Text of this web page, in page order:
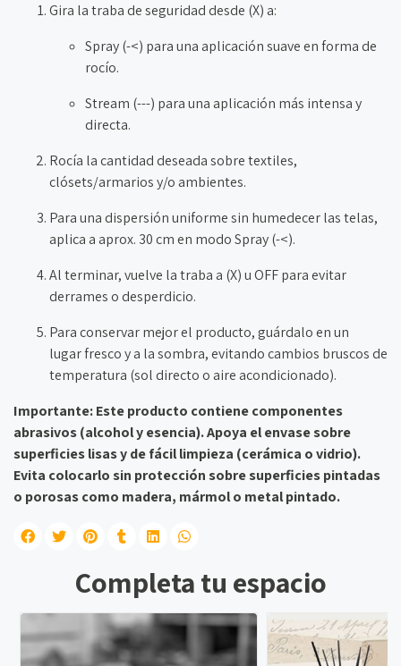
Gira la traba de seguridad desde (X) a:
Spray (-<) para una aplicación suave en forma de
rocío.
Stream (---) para una aplicación más intensa y
directa.
Rocía la cantidad deseada sobre textiles,
clósets/armarios y/o ambientes.
Para una dispersión uniforme sin humedecer las telas,
aplica a aprox. 30 cm en modo Spray (-<).
Al terminar, vuelve la traba a (X) u OFF para evitar
derrames o desperdicio.
Para conservar mejor el producto, guárdalo en un
lugar fresco y a la sombra, evitando cambios bruscos de
temperatura (sol directo o aire acondicionado).
Importante: Este producto contiene componentes
abrasivos (alcohol y esencia). Apoya el envase sobre
superficies lisas y de fácil limpieza (cerámica o vidrio).
Evita colocarlo sin protección sobre superficies pintadas
o porosas como madera, mármol o metal pintado.
Completa tu espacio